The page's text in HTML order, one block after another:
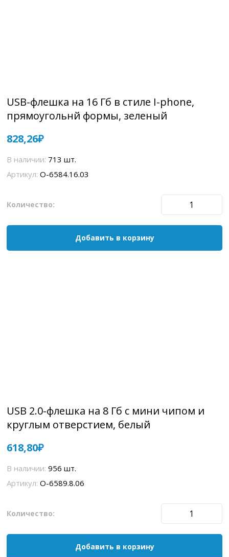
USB-флешка на 16 Гб в стиле I-phone,
прямоугольнй формы, зеленый
828,26
В наличии: 713 шт.
Артикул:O-6584.16.03
Количество:
Добавить в корзину
USB 2.0-флешка на 8 Гб с мини чипом и
круглым отверстием, белый
618,80
В наличии:956 шт.
Артикул:O-6589.8.06
Количество:
Добавить в корзину